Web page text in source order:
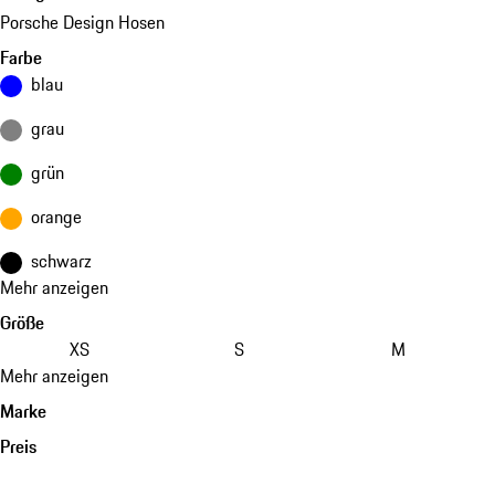
Porsche Design Hosen
Farbe
blau
grau
grün
orange
schwarz
Mehr anzeigen
Größe
XS
S
M
Mehr anzeigen
Marke
Preis